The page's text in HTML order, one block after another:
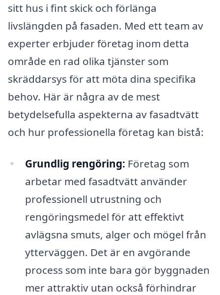
sitt hus i fint skick och förlänga
livslängden på fasaden. Med ett team av
experter erbjuder företag inom detta
område en rad olika tjänster som
skräddarsys för att möta dina specifika
behov. Här är några av de mest
betydelsefulla aspekterna av fasadtvätt
och hur professionella företag kan bistå:
Grundlig rengöring: Företag som
arbetar med fasadtvätt använder
professionell utrustning och
rengöringsmedel för att effektivt
avlägsna smuts, alger och mögel från
ytterväggen. Det är en avgörande
process som inte bara gör byggnaden
mer attraktiv utan också förhindrar